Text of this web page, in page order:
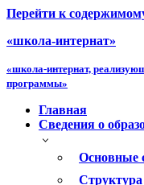
Перейти к
«школа-интернат»
«школа-интернат,
программы»
Главная
Сведения о
Основные